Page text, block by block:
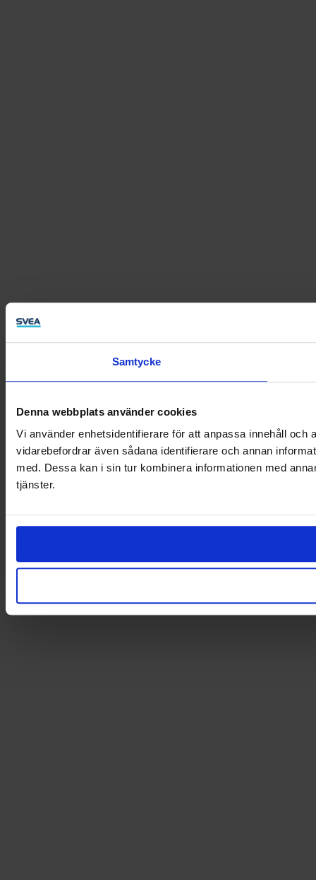
Samtycke
Denna webbplats använder cookies
Vi använder enhetsidentifierare för att anpassa innehåll
vidarebefordrar även sådana identifierare och annan
med. Dessa kan i sin tur kombinera informationen med
tjänster.